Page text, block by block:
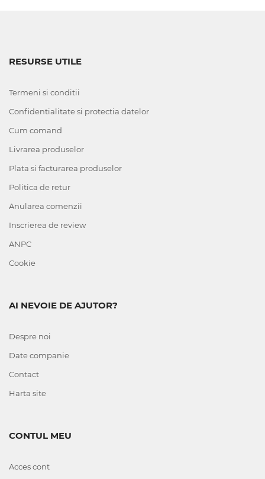
RESURSE UTILE
Termeni si conditii
Confidentialitate si protectia datelor
Cum comand
Livrarea produselor
Plata si facturarea produselor
Politica de retur
Anularea comenzii
Inscrierea de review
ANPC
Cookie
AI NEVOIE DE AJUTOR?
Despre noi
Date companie
Contact
Harta site
CONTUL MEU
Acces cont